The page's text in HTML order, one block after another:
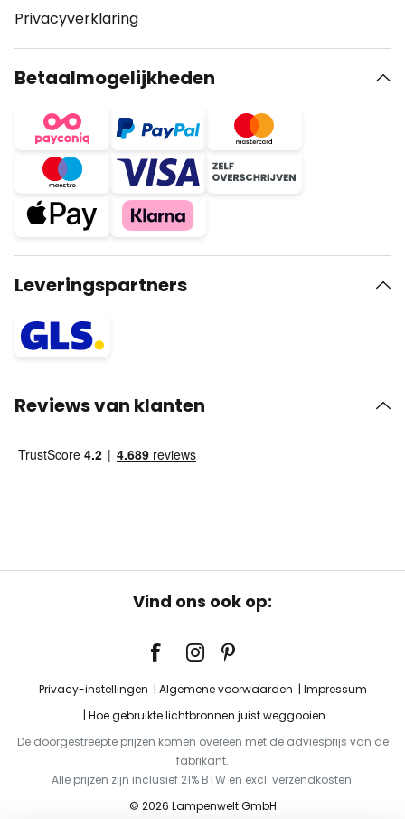
Privacyverklaring
Betaalmogelijkheden
Leveringspartners
Reviews van klanten
Vind ons ook op:
Privacy-instellingen Algemene voorwaarden
Impressum
Hoe gebruikte lichtbronnen juist weggooien
De doorgestreepte prijzen komen overeen met de adviesprijs van de
fabrikant.
Alle prijzen zijn inclusief 21% BTW en excl. verzendkosten.
© 2026 Lampenwelt GmbH